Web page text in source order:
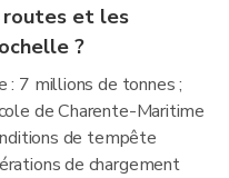
et les
?
: 7 millions de tonnes ;
de Charente-Maritime
de tempête
de chargement